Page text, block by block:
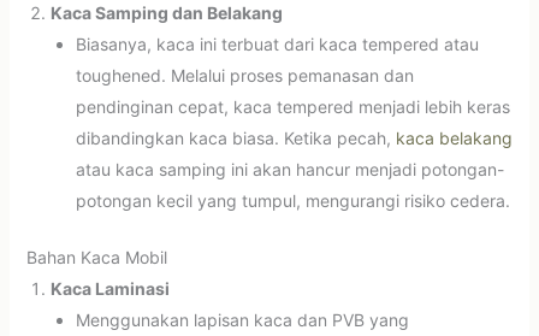
Kaca Samping dan Belakang
Biasanya, kaca ini terbuat dari kaca tempered atau
toughened. Melalui proses pemanasan dan
pendinginan cepat, kaca tempered menjadi lebih keras
dibandingkan kaca biasa. Ketika pecah, kaca belakang
atau kaca samping ini akan hancur menjadi potongan-
potongan kecil yang tumpul, mengurangi risiko cedera.
Bahan Kaca Mobil
Kaca Laminasi
Menggunakan lapisan kaca dan PVB yang